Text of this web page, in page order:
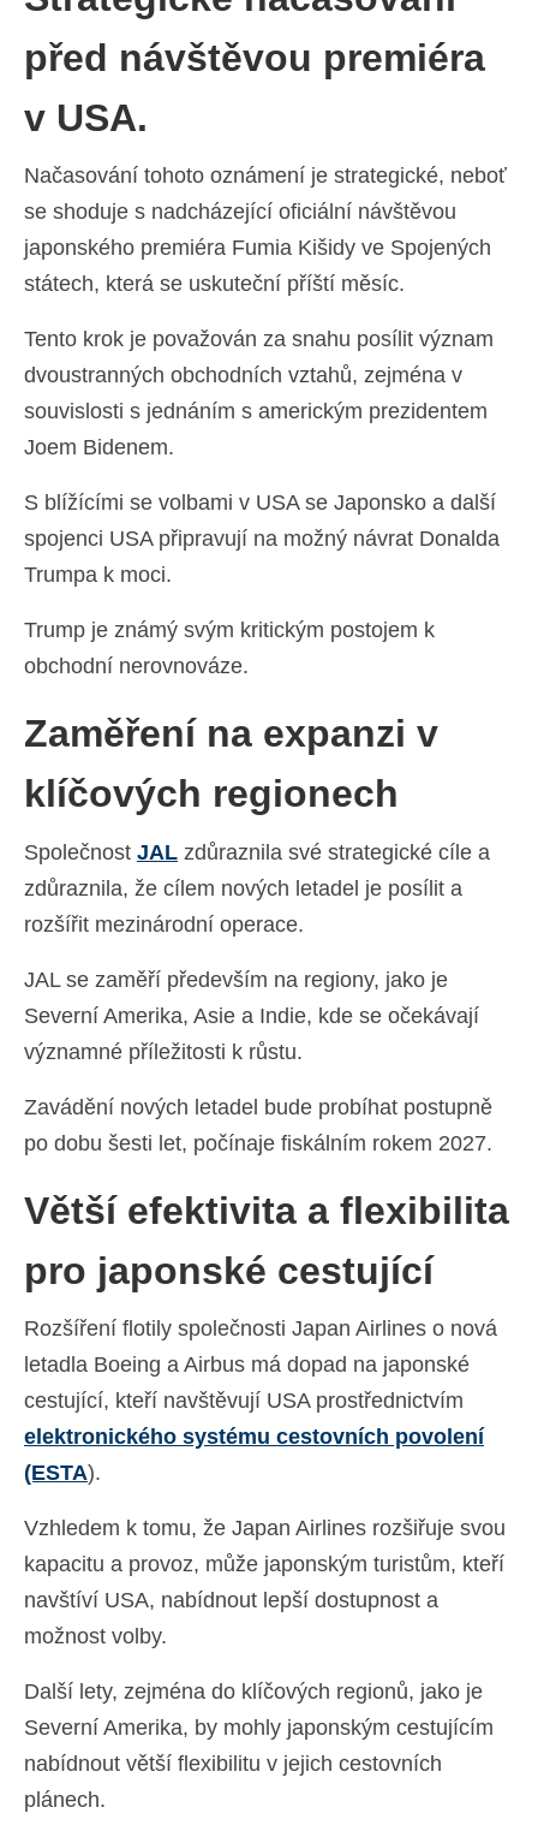
před návštěvou premiéra
v USA.
Načasování tohoto oznámení je strategické, neboť
se shoduje s nadcházející oficiální návštěvou
japonského premiéra Fumia Kišidy ve Spojených
státech, která se uskuteční příští měsíc.
Tento krok je považován za snahu posílit význam
dvoustranných obchodních vztahů, zejména v
souvislosti s jednáním s americkým prezidentem
Joem Bidenem.
S blížícími se volbami v USA se Japonsko a další
spojenci USA připravují na možný návrat Donalda
Trumpa k moci.
Trump je známý svým kritickým postojem k
obchodní nerovnováze.
Zaměření na expanzi v
klíčových regionech
Společnost JAL zdůraznila své strategické cíle a
zdůraznila, že cílem nových letadel je posílit a
rozšířit mezinárodní operace.
JAL se zaměří především na regiony, jako je
Severní Amerika, Asie a Indie, kde se očekávají
významné příležitosti k růstu.
Zavádění nových letadel bude probíhat postupně
po dobu šesti let, počínaje fiskálním rokem 2027.
Větší efektivita a flexibilita
pro japonské cestující
Rozšíření flotily společnosti Japan Airlines o nová
letadla Boeing a Airbus má dopad na japonské
cestující, kteří navštěvují USA prostřednictvím
elektronického systému cestovních povolení
(ESTA).
Vzhledem k tomu, že Japan Airlines rozšiřuje svou
kapacitu a provoz, může japonským turistům, kteří
navštíví USA, nabídnout lepší dostupnost a
možnost volby.
Další lety, zejména do klíčových regionů, jako je
Severní Amerika, by mohly japonským cestujícím
nabídnout větší flexibilitu v jejich cestovních
plánech.